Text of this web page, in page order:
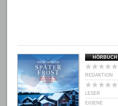
HÖRBUCH
REDAKTION
LESER
EIGENE